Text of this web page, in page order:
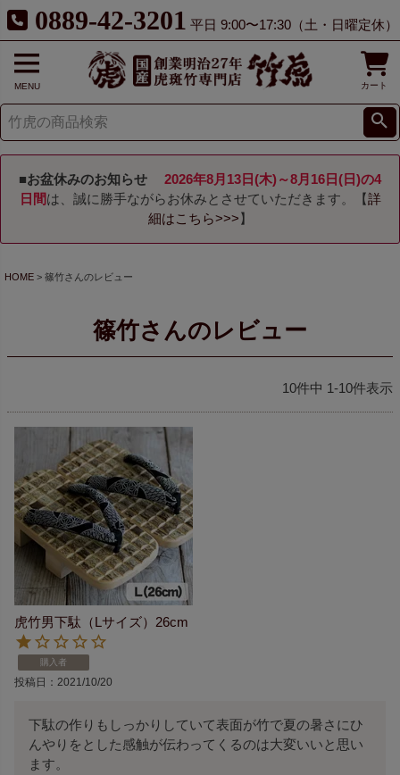
0889-42-3201 平日 9:00〜17:30（土・日曜定休）
MENU カート
■お盆休みのお知らせ
2026年8月13日(木)～8月16日(日)の4
日間は、誠に勝手ながらお休みとさせていただきます。【詳
細はこちら>>> 】
HOME 篠竹さんのレビュー
篠竹さんのレビュー
10件中 1-10件表示
虎竹男下駄（Lサイズ）26cm
購入者
投稿日 2021/10/20
下駄の作りもしっかりしていて表面が竹で夏の暑さにひ
んやりをとした感触が伝わってくるのは大変いいと思い
ます。